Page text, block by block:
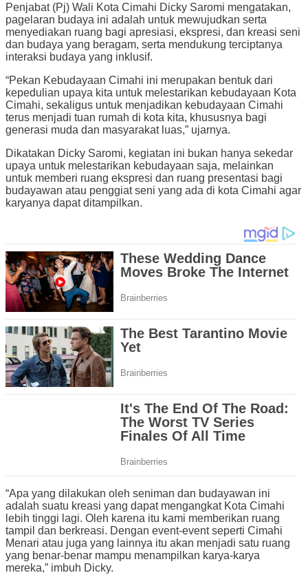
Penjabat (Pj) Wali Kota Cimahi Dicky Saromi mengatakan,
pagelaran budaya ini adalah untuk mewujudkan serta
menyediakan ruang bagi apresiasi, ekspresi, dan kreasi seni
dan budaya yang beragam, serta mendukung terciptanya
interaksi budaya yang inklusif.
“Pekan Kebudayaan Cimahi ini merupakan bentuk dari
kepedulian upaya kita untuk melestarikan kebudayaan Kota
Cimahi, sekaligus untuk menjadikan kebudayaan Cimahi
terus menjadi tuan rumah di kota kita, khususnya bagi
generasi muda dan masyarakat luas,” ujarnya.
Dikatakan Dicky Saromi, kegiatan ini bukan hanya sekedar
upaya untuk melestarikan kebudayaan saja, melainkan
untuk memberi ruang ekspresi dan ruang presentasi bagi
budayawan atau penggiat seni yang ada di kota Cimahi agar
karyanya dapat ditampilkan.
“Apa yang dilakukan oleh seniman dan budayawan ini
adalah suatu kreasi yang dapat mengangkat Kota Cimahi
lebih tinggi lagi. Oleh karena itu kami memberikan ruang
tampil dan berkreasi. Dengan event-event seperti Cimahi
Menari atau juga yang lainnya itu akan menjadi satu ruang
yang benar-benar mampu menampilkan karya-karya
mereka,” imbuh Dicky.